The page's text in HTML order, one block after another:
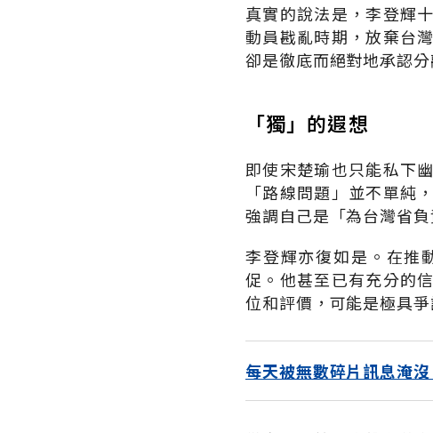
真實的說法是，李登輝
動員戡亂時期，放棄台
卻是徹底而絕對地承認分
「獨」的遐想
即使宋楚瑜也只能私下
「路線問題」並不單純
強調自己是「為台灣省
李登輝亦復如是。在推
促。他甚至已有充分的
位和評價，可能是極具爭
每天被無數碎片訊息淹